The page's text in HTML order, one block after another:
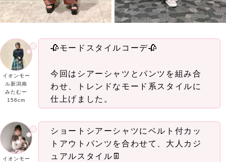
イオンモー
ル新潟南
みたむー
156cm
🥀モードスタイルコーデ🥀
今回はシアーシャツとパンツを組み合
わせ、トレンドなモード系スタイルに
仕上げました。
イオンモー
ショートシアーシャツにベルト付カッ
トアウトパンツを合わせて、大人カジ
ュアルスタイル👖